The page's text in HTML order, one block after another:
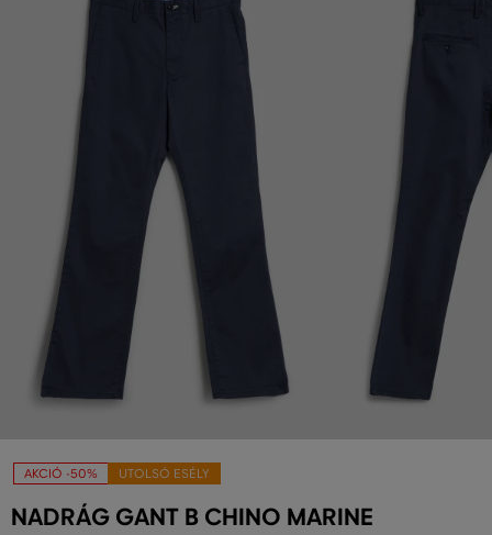
AKCIÓ -50% UTOLSÓ ESÉLY
NADRÁG GANT B CHINO MARINE